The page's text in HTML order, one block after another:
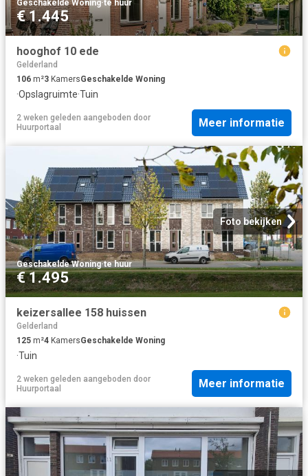
Geschakelde Woning·te huur
€ 1.445
hooghof 10 ede
Gelderland
106 m²3 KamersGeschakelde Woning
·Opslagruimte·Tuin
2 weken geleden aangeboden door
Huurportaal
Meer informatie
Foto bekijken
Geschakelde Woning·te huur
€ 1.495
keizersallee 158 huissen
Gelderland
125 m²4 KamersGeschakelde Woning
·Tuin
2 weken geleden aangeboden door
Huurportaal
Meer informatie